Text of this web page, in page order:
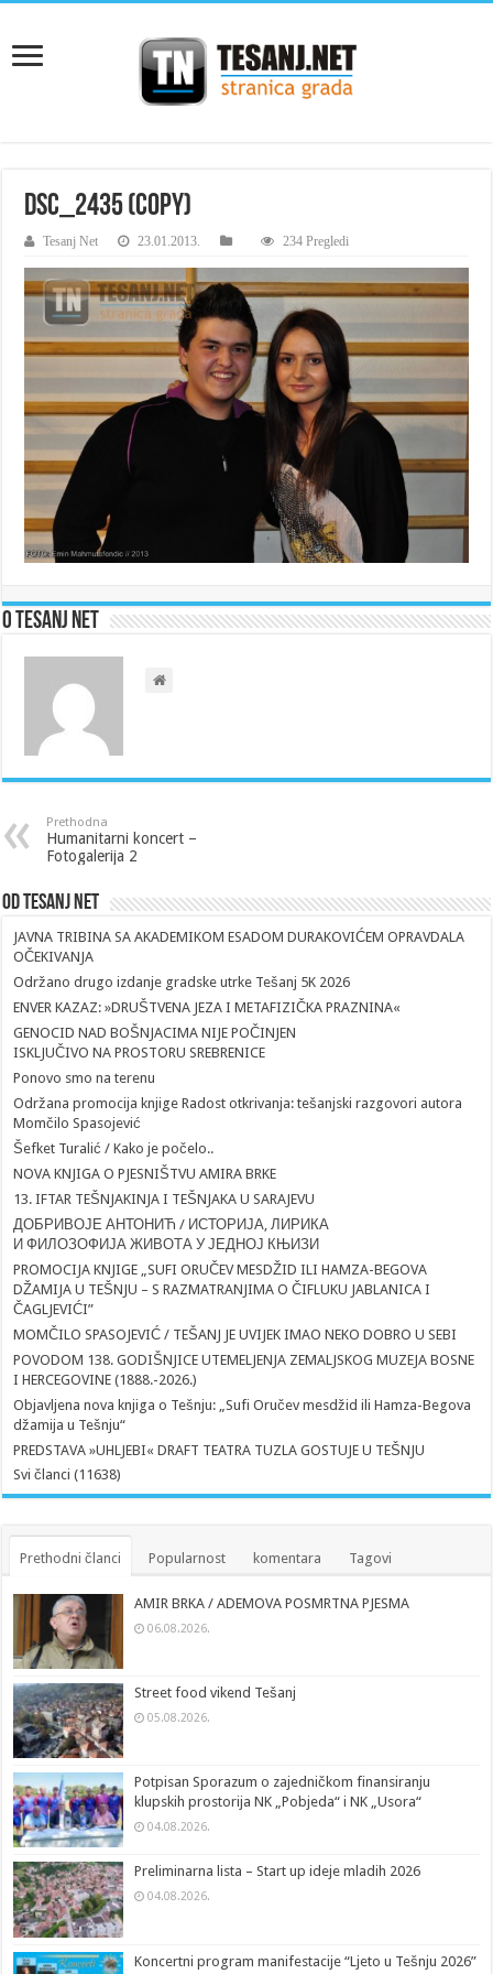
DSC_2435 (Copy)
Tesanj Net 23.01.2013. 234 Pregledi
O Tesanj Net
Prethodna
Humanitarni koncert –
Fotogalerija 2
Od Tesanj Net
JAVNA TRIBINA SA AKADEMIKOM ESADOM DURAKOVIĆEM OPRAVDALA
OČEKIVANJA
Održano drugo izdanje gradske utrke Tešanj 5K 2026
ENVER KAZAZ: »DRUŠTVENA JEZA I METAFIZIČKA PRAZNINA«
GENOCID NAD BOŠNJACIMA NIJE POČINJEN
ISKLJUČIVO NA PROSTORU SREBRENICE
Ponovo smo na terenu
Održana promocija knjige Radost otkrivanja: tešanjski razgovori autora
Momčilo Spasojević
Šefket Turalić / Kako je počelo..
NOVA KNJIGA O PJESNIŠTVU AMIRA BRKE
13. IFTAR TEŠNJAKINJA I TEŠNJAKA U SARAJEVU
ДОБРИВОЈЕ АНТОНИЋ / ИСТОРИЈА, ЛИРИКА
И ФИЛОЗОФИЈА ЖИВОТА У ЈЕДНОЈ КЊИЗИ
PROMOCIJA KNJIGE „SUFI ORUČEV MESDŽID ILI HAMZA-BEGOVA
DŽAMIJA U TEŠNJU – S RAZMATRANJIMA O ČIFLUKU JABLANICA I
ČAGLJEVIĆI”
MOMČILO SPASOJEVIĆ / TEŠANJ JE UVIJEK IMAO NEKO DOBRO U SEBI
POVODOM 138. GODIŠNJICE UTEMELJENJA ZEMALJSKOG MUZEJA BOSNE
I HERCEGOVINE (1888.-2026.)
Objavljena nova knjiga o Tešnju: „Sufi Oručev mesdžid ili Hamza-Begova
džamija u Tešnju“
PREDSTAVA »UHLJEBI« DRAFT TEATRA TUZLA GOSTUJE U TEŠNJU
Svi članci (11638)
Prethodni članci Popularnost komentara Tagovi
AMIR BRKA / ADEMOVA POSMRTNA PJESMA
06.08.2026.
Street food vikend Tešanj
05.08.2026.
Potpisan Sporazum o zajedničkom finansiranju
klupskih prostorija NK „Pobjeda“ i NK „Usora“
04.08.2026.
Preliminarna lista – Start up ideje mladih 2026
04.08.2026.
Koncertni program manifestacije “Ljeto u Tešnju 2026”